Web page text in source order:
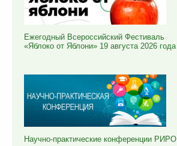
Ежегодный Всероссийский Фестиваль
«Яблоко от Яблони» 19 августа 2026 года
Научно-практические конференции РИРО